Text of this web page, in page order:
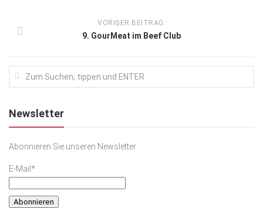
VORIGER BEITRAG:
9. GourMeat im Beef Club
Newsletter
Abonnieren Sie unseren Newsletter
E-Mail*